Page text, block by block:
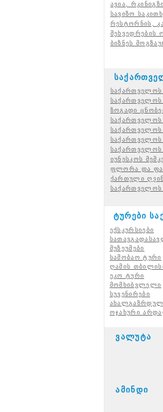
ავია,
სავიზო
რესტორნის,
შეხვედრების
ბიზნეს
საქართველოს
საქართველოს
ზოგადი
საქართველოს
იუნესკოს
ფლორა და
ქართული
ტურები
ექსკურსიები
მუზეუმები
საშობაო ტური
ღამის
ეკო ტური
მომხიბვლელი
სუვენირები
ოჯახური
ვალუტა
ამინდი